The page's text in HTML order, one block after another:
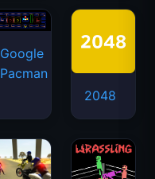
Google
Pacman
2048